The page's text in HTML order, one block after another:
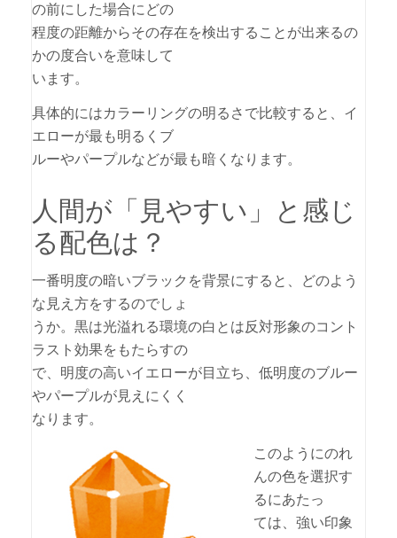
の前にした場合にどの
程度の距離からその存在を検出することが出来るの
かの度合いを意味して
います。
具体的にはカラーリングの明るさで比較すると、イ
エローが最も明るくブ
ルーやパープルなどが最も暗くなります。
人間が「見やすい」と感じ
る配色は？
一番明度の暗いブラックを背景にすると、どのよう
な見え方をするのでしょ
うか。黒は光溢れる環境の白とは反対形象のコント
ラスト効果をもたらすの
で、明度の高いイエローが目立ち、低明度のブルー
やパープルが見えにくく
なります。
このようにのれ
んの色を選択す
るにあたっ
ては、強い印象